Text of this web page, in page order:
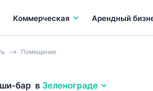
Коммерческая Арендный
Помещение
бар в Зеленограде